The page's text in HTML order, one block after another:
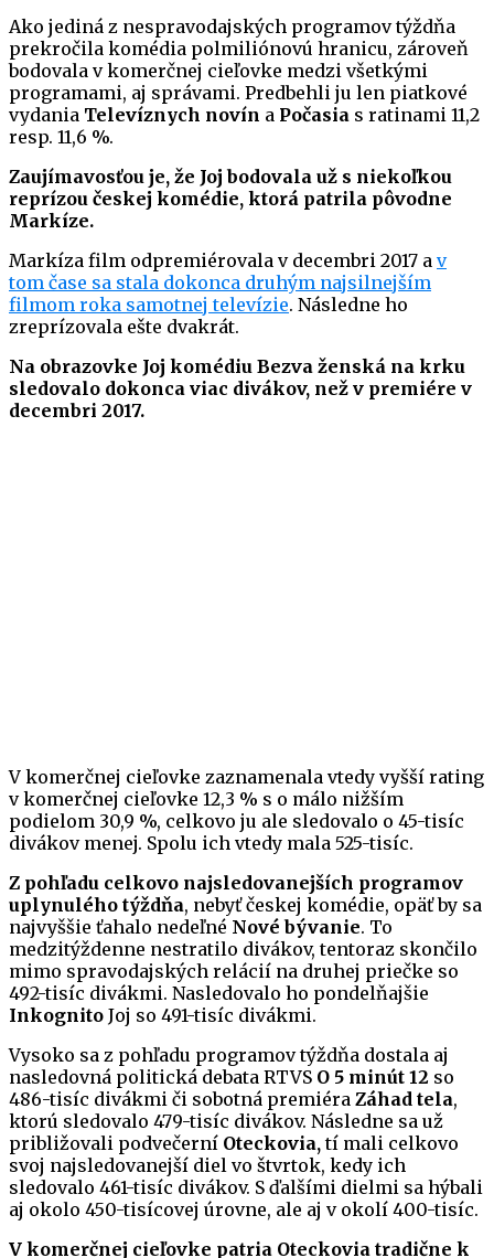
Ako jediná z nespravodajských programov týždňa
prekročila komédia polmiliónovú hranicu, zároveň
bodovala v komerčnej cieľovke medzi všetkými
programami, aj správami. Predbehli ju len piatkové
vydania Televíznych novín a Počasia s ratinami 11,2
resp. 11,6 %.
Zaujímavosťou je, že Joj bodovala už s niekoľkou
reprízou českej komédie, ktorá patrila pôvodne
Markíze.
Markíza film odpremiérovala v decembri 2017 a v
tom čase sa stala dokonca druhým najsilnejším
filmom roka samotnej televízie. Následne ho
zreprízovala ešte dvakrát.
Na obrazovke Joj komédiu Bezva ženská na krku
sledovalo dokonca viac divákov, než v premiére v
decembri 2017.
V komerčnej cieľovke zaznamenala vtedy vyšší rating
v komerčnej cieľovke 12,3 % s o málo nižším
podielom 30,9 %, celkovo ju ale sledovalo o 45-tisíc
divákov menej. Spolu ich vtedy mala 525-tisíc.
Z pohľadu celkovo najsledovanejších programov
uplynulého týždňa, nebyť českej komédie, opäť by sa
najvyššie ťahalo nedeľné Nové bývanie. To
medzitýždenne nestratilo divákov, tentoraz skončilo
mimo spravodajských relácií na druhej priečke so
492-tisíc divákmi. Nasledovalo ho pondelňajšie
Inkognito Joj so 491-tisíc divákmi.
Vysoko sa z pohľadu programov týždňa dostala aj
nasledovná politická debata RTVS O 5 minút 12 so
486-tisíc divákmi či sobotná premiéra Záhad tela,
ktorú sledovalo 479-tisíc divákov. Následne sa už
približovali podvečerní Oteckovia,tí mali celkovo
svoj najsledovanejší diel vo štvrtok, kedy ich
sledovalo 461-tisíc divákov. S ďalšími dielmi sa hýbali
aj okolo 450-tisícovej úrovne, ale aj v okolí 400-tisíc.
V komerčnej cieľovke patria Oteckovia tradične k